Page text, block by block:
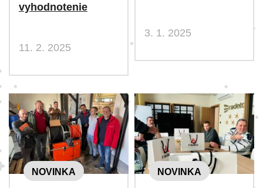
vyhodnotenie
11. 2. 2025
3. 1. 2025
NOVINKA NOVINKA